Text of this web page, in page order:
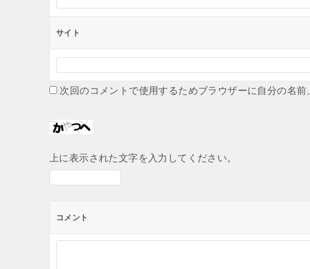
サイト
次回のコメントで使用するためブラウザーに自分の名前
上に表示された文字を入力してください。
コメント